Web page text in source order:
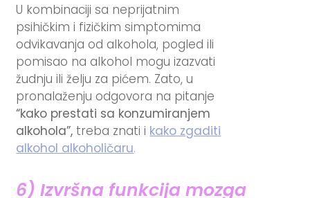
U kombinaciji sa neprijatnim
psihičkim i fizičkim simptomima
odvikavanja od alkohola, pogled ili
pomisao na alkohol mogu izazvati
žudnju ili želju za pićem. Zato, u
pronalaženju odgovora na pitanje
“kako prestati sa konzumiranjem
alkohola”, treba znati i kako zgaditi
alkohol alkoholičaru.
6) Izvršna funkcija mozga